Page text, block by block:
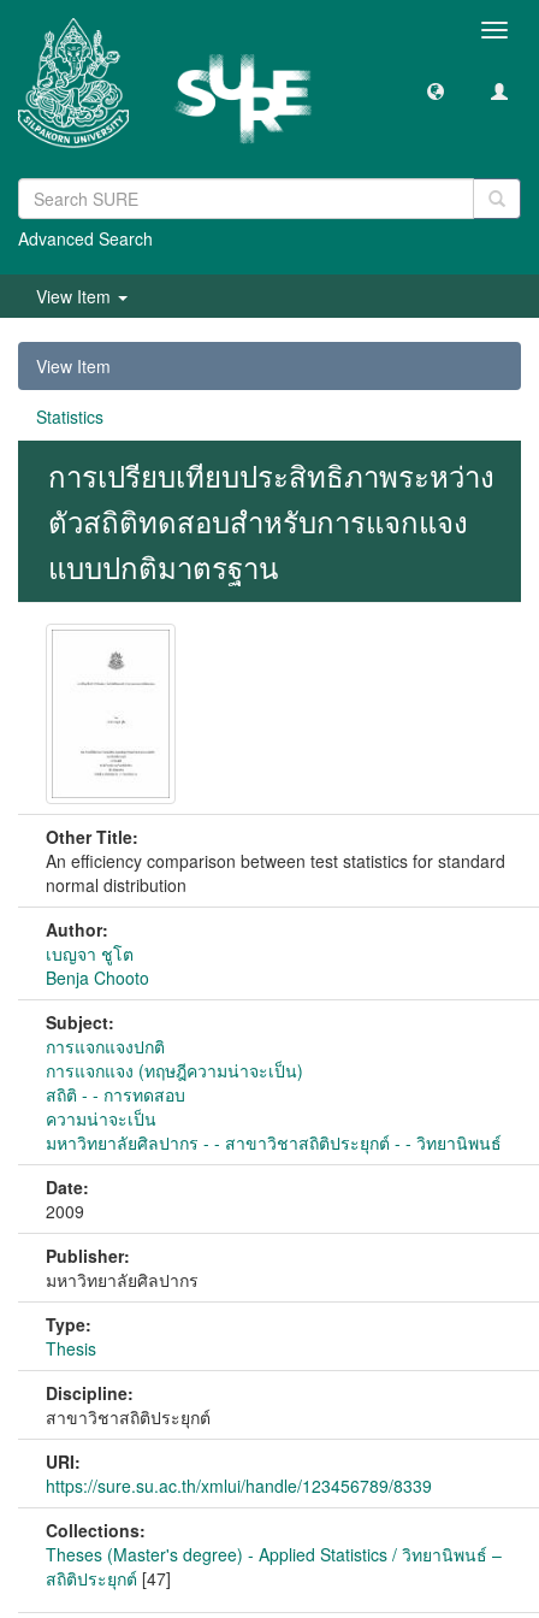
Advanced Search
View Item
View Item
Statistics
การเปรียบเทียบประสิทธิภาพระหว่าง
ตัวสถิติทดสอบสำหรับการแจกแจง
แบบปกติมาตรฐาน
Other Title:
An efficiency comparison between test statistics for standard
normal distribution
Author:
เบญจา ชูโต
Benja Chooto
Subject:
การแจกแจงปกติ
การแจกแจง (ทฤษฎีความน่าจะเป็น)
สถิติ - - การทดสอบ
ความน่าจะเป็น
มหาวิทยาลัยศิลปากร - - สาขาวิชาสถิติประยุกต์ - - วิทยานิพนธ์
Date:
2009
Publisher:
มหาวิทยาลัยศิลปากร
Type:
Thesis
Discipline:
สาขาวิชาสถิติประยุกต์
URI:
https://sure.su.ac.th/xmlui/handle/123456789/8339
Collections:
Theses (Master's degree) - Applied Statistics / วิทยานิพนธ์ –
สถิติประยุกต์ [47]